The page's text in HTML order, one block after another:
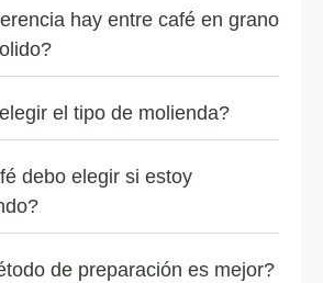
hay entre café en grano
el tipo de molienda?
debo elegir si estoy
de preparación es mejor?